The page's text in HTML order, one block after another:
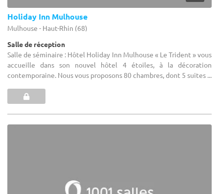
Holiday Inn Mulhouse
Mulhouse - Haut-Rhin (68)
Salle de réception
Salle de séminaire : Hôtel Holiday Inn Mulhouse « Le Trident » vous
accueille dans son nouvel hôtel 4 étoiles, à la décoration
contemporaine. Nous vous proposons 80 chambres, dont 5 suites ...